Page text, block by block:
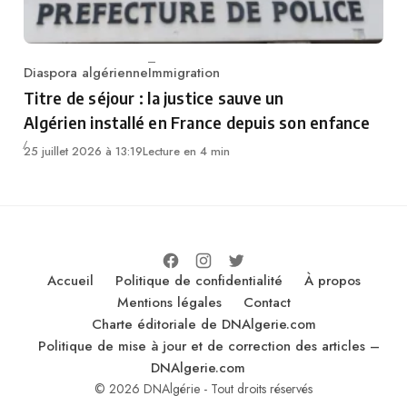
Category
Diaspora algérienneImmigration
Titre de séjour : la justice sauve un
Algérien installé en France depuis son enfance
25 juillet 2026 à 13:19Lecture en 4 min
Accueil Politique de confidentialité
À propos
Mentions légales
Contact
Charte éditoriale de DNAlgerie.com
Politique de mise à jour et de correction des articles –
DNAlgerie.com
© 2026 DNAlgérie - Tout droits réservés